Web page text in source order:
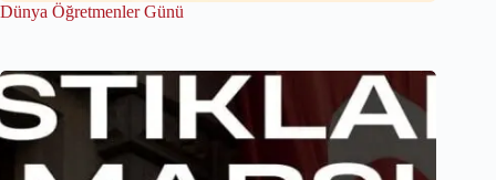
Dünya Öğretmenler Günü